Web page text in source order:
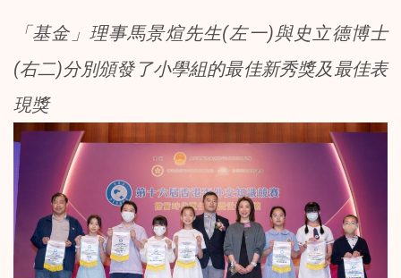
「基金」理事馬景煊先生(左一)與史立德博士
(右二)分別頒發了小學組的最佳新秀獎及最佳表
現獎